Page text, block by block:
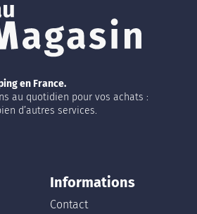
en France.
au quotidien pour vos achats :
d’autres services.
Informations
Contact